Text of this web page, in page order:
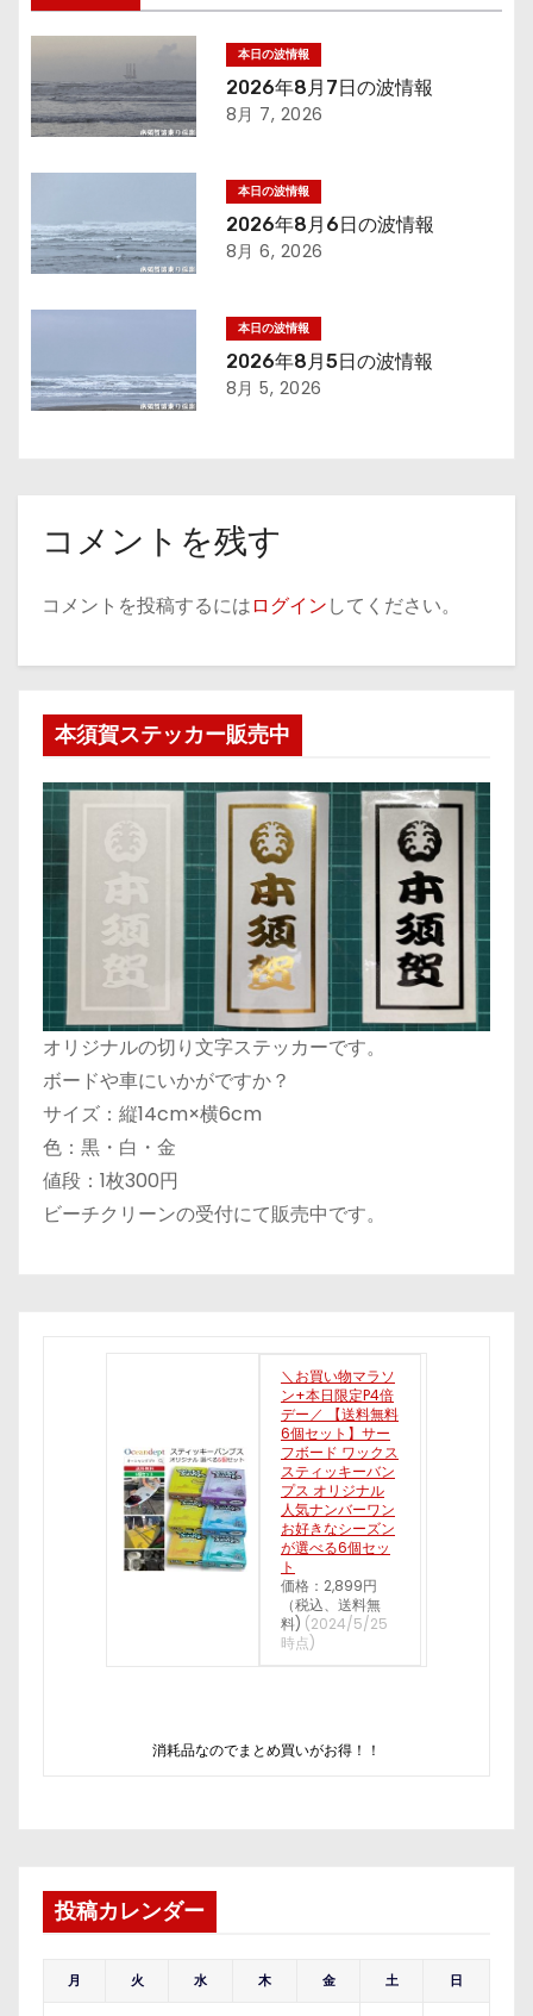
ビ
ゲ
ー
シ
ョ
ン
本日の波情報
2026年8月7日の波情報
8月 7, 2026
本日の波情報
2026年8月6日の波情報
8月 6, 2026
本日の波情報
2026年8月5日の波情報
8月 5, 2026
コメントを残す
コメントを投稿するにはログインしてください。
本須賀ステッカー販売中
オリジナルの切り文字ステッカーです。
ボードや車にいかがですか？
サイズ：縦14cm×横6cm
色：黒・白・金
値段：1枚300円
ビーチクリーンの受付にて販売中です。
＼お買い物マラソ
ン+本日限定P4倍
デー／ 【送料無料
6個セット】サー
フボード ワックス
スティッキーバン
プス オリジナル
人気ナンバーワン
お好きなシーズン
が選べる6個セッ
ト
価格：2,899円
（税込、送料無
料) (2024/5/25
時点)
消耗品なのでまとめ買いがお得！！
投稿カレンダー
月 火 水 木 金 土 日